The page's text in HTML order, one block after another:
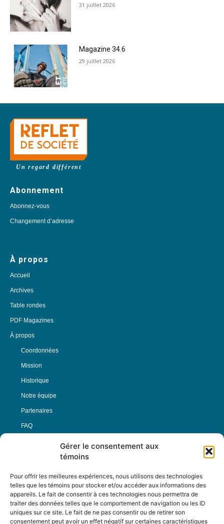
Gérer le consentement aux
témoins
Pour offrir les meilleures expériences, nous utilisons des technologies
telles que les témoins pour stocker et/ou accéder aux informations des
appareils. Le fait de consentir à ces technologies nous permettra de
traiter des données telles que le comportement de navigation ou les ID
uniques sur ce site. Le fait de ne pas consentir ou de retirer son
consentement peut avoir un effet négatif sur certaines caractéristiques
31 juillet 2026
Magazine 34.6
29 juillet 2026
Un regard différent
Abonnement
Abonnez-vous
Changement d’adresse
À propos
Accueil
Archives
Table rondes
PDF Magazines
À propos
Coordonnées
Mission
Historique
Notre équipe
Partenaires
FAQ
Nous Suivre